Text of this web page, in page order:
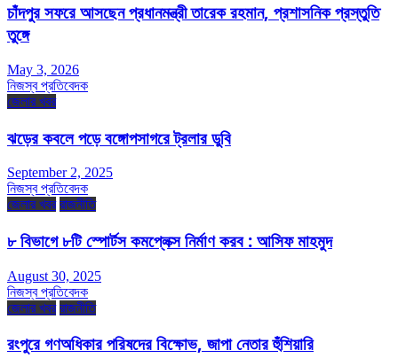
চাঁদপুর সফরে আসছেন প্রধানমন্ত্রী তারেক রহমান, প্রশাসনিক প্রস্তুতি
তুঙ্গে
May 3, 2026
নিজস্ব প্রতিবেদক
জেলার খবর
ঝড়ের কবলে পড়ে বঙ্গোপসাগরে ট্রলার ডুবি
September 2, 2025
নিজস্ব প্রতিবেদক
জেলার খবর রাজনীতি
৮ বিভাগে ৮টি স্পোর্টস কমপ্লেক্স নির্মাণ করব : আসিফ মাহমুদ
August 30, 2025
নিজস্ব প্রতিবেদক
জেলার খবর রাজনীতি
রংপুরে গণঅধিকার পরিষদের বিক্ষোভ, জাপা নেতার হুঁশিয়ারি